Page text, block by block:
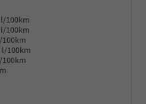
100km
100km
100km
l/100km
100km